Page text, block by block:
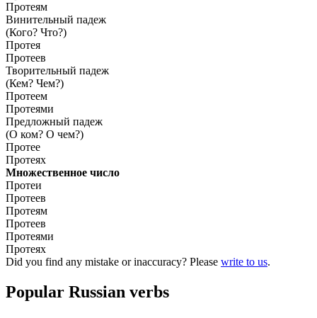
Протеям
Винительный падеж
(Кого? Что?)
Протея
Протеев
Творительный падеж
(Кем? Чем?)
Протеем
Протеями
Предложный падеж
(О ком? О чем?)
Протее
Протеях
Множественное число
Протеи
Протеев
Протеям
Протеев
Протеями
Протеях
Did you find any mistake or inaccuracy? Please write to us.
Popular Russian verbs